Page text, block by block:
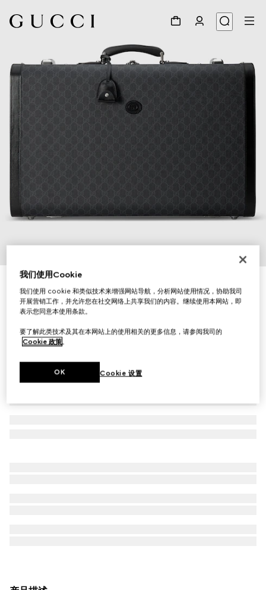
GG大号硬体旅行箱
A$8,000
相关款式黑色Supreme帆布
我们使用Cookie
我们使用 cookie 和类似技术来增强网站导航，分析网站使用情况，协助我司
开展营销工作，并允许您在社交网络上共享我们的内容。继续使用本网站，即
表示您同意本使用条款。
要了解此类技术及其在本网站上的使用相关的更多信息，请参阅我司的
Cookie 政策。
Cookie 设置
OK